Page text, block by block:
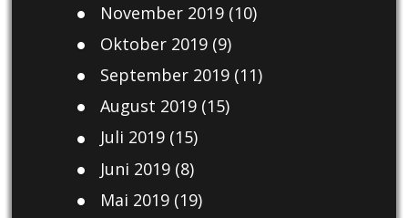
November 2019(10)
Oktober 2019(9)
September 2019(11)
August 2019(15)
Juli 2019(15)
Juni 2019(8)
Mai 2019(19)